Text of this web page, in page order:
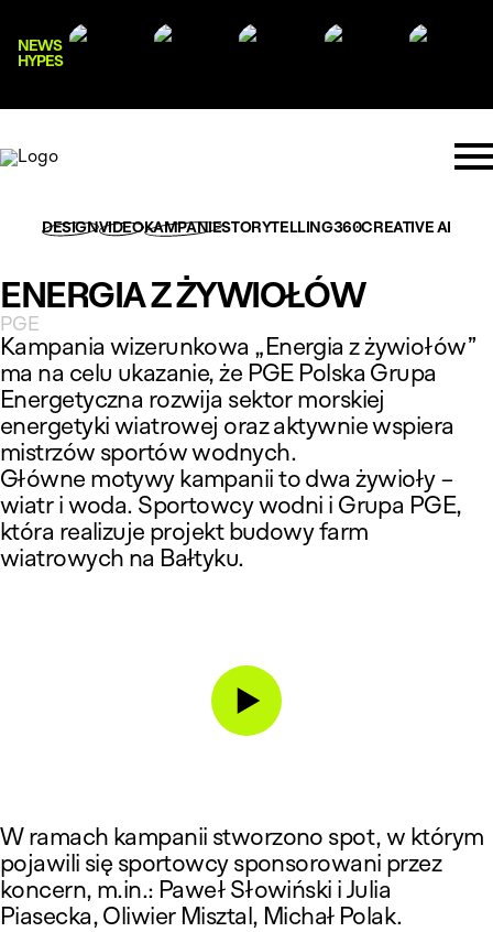
NEWS
HYPES
DESIGNVIDEOKAMPANIESTORYTELLING360CREATIVE AI
ENERGIA Z ŻYWIOŁÓW
PGE
Kampania wizerunkowa „Energia z żywiołów”
ma na celu ukazanie, że PGE Polska Grupa
Energetyczna rozwija sektor morskiej
energetyki wiatrowej oraz aktywnie wspiera
mistrzów sportów wodnych.
Główne motywy kampanii to dwa żywioły –
wiatr i woda. Sportowcy wodni i Grupa PGE,
która realizuje projekt budowy farm
wiatrowych na Bałtyku.
W ramach kampanii stworzono spot, w którym
pojawili się sportowcy sponsorowani przez
koncern, m.in.: Paweł Słowiński i Julia
Piasecka, Oliwier Misztal, Michał Polak.